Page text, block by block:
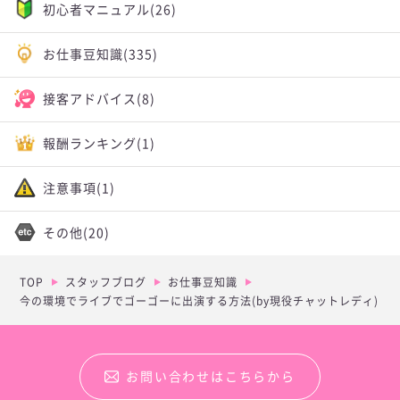
初心者マニュアル(26)
お仕事豆知識(335)
接客アドバイス (8)
報酬ランキング (1)
注意事項(1)
その他 (20)
TOP スタッフブログ
お仕事豆知識
今の環境でライブでゴーゴーに出演する方法(by現役チャットレディ)
お問い合わせはこちらから